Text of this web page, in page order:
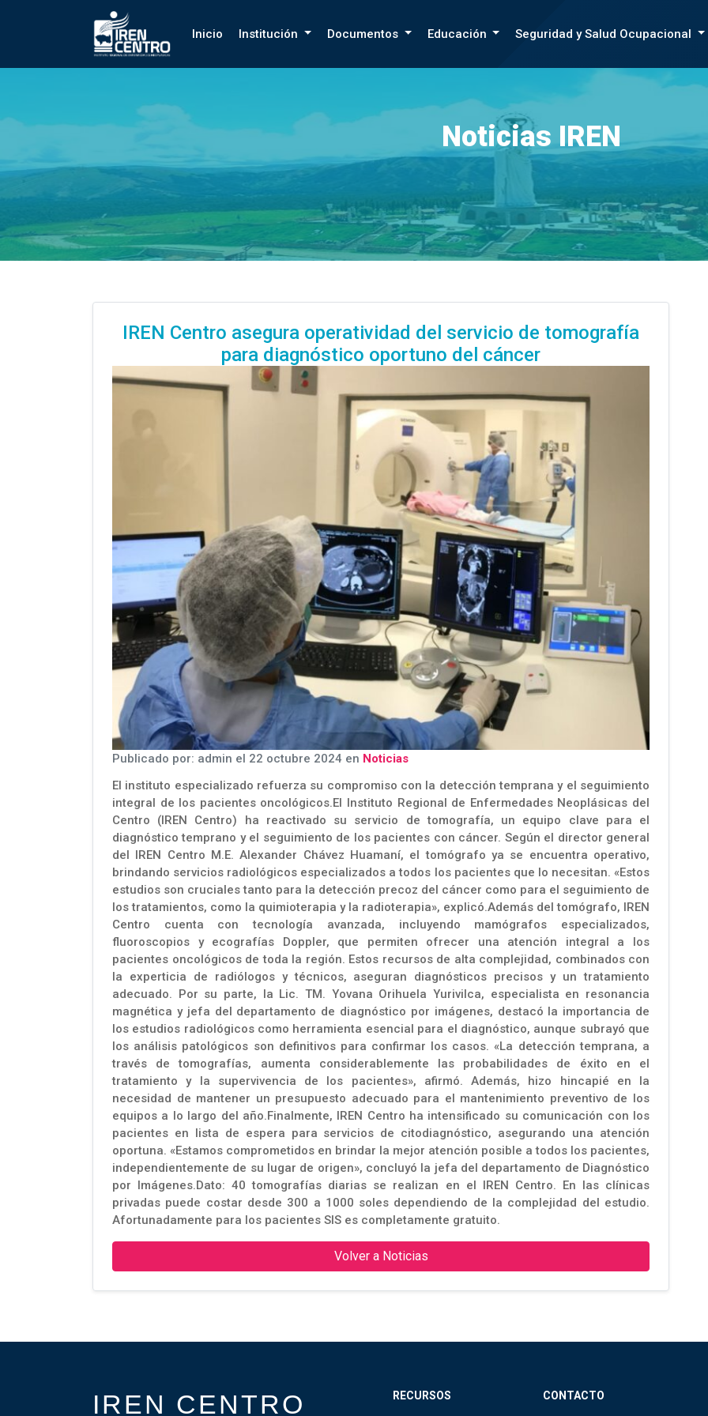
Inicio Institución Documentos Educación Seguridad y Salud Ocupacional
Noticias IREN
IREN Centro asegura operatividad del servicio de tomografía
para diagnóstico oportuno del cáncer
Publicado por: admin el 22 octubre 2024 en Noticias
El instituto especializado refuerza su compromiso con la detección temprana y el seguimiento
integral de los pacientes oncológicos.El Instituto Regional de Enfermedades Neoplásicas del
Centro (IREN Centro) ha reactivado su servicio de tomografía, un equipo clave para el
diagnóstico temprano y el seguimiento de los pacientes con cáncer. Según el director general
del IREN Centro M.E. Alexander Chávez Huamaní, el tomógrafo ya se encuentra operativo,
brindando servicios radiológicos especializados a todos los pacientes que lo necesitan. «Estos
estudios son cruciales tanto para la detección precoz del cáncer como para el seguimiento de
los tratamientos, como la quimioterapia y la radioterapia», explicó.Además del tomógrafo, IREN
Centro cuenta con tecnología avanzada, incluyendo mamógrafos especializados,
fluoroscopios y ecografías Doppler, que permiten ofrecer una atención integral a los
pacientes oncológicos de toda la región. Estos recursos de alta complejidad, combinados con
la experticia de radiólogos y técnicos, aseguran diagnósticos precisos y un tratamiento
adecuado. Por su parte, la Lic. TM. Yovana Orihuela Yurivilca, especialista en resonancia
magnética y jefa del departamento de diagnóstico por imágenes, destacó la importancia de
los estudios radiológicos como herramienta esencial para el diagnóstico, aunque subrayó que
los análisis patológicos son definitivos para confirmar los casos. «La detección temprana, a
través de tomografías, aumenta considerablemente las probabilidades de éxito en el
tratamiento y la supervivencia de los pacientes», afirmó. Además, hizo hincapié en la
necesidad de mantener un presupuesto adecuado para el mantenimiento preventivo de los
equipos a lo largo del año.Finalmente, IREN Centro ha intensificado su comunicación con los
pacientes en lista de espera para servicios de citodiagnóstico, asegurando una atención
oportuna. «Estamos comprometidos en brindar la mejor atención posible a todos los pacientes,
independientemente de su lugar de origen», concluyó la jefa del departamento de Diagnóstico
por Imágenes.Dato: 40 tomografías diarias se realizan en el IREN Centro. En las clínicas
privadas puede costar desde 300 a 1000 soles dependiendo de la complejidad del estudio.
Afortunadamente para los pacientes SIS es completamente gratuito.
Volver a Noticias
IREN CENTRO RECURSOS CONTACTO